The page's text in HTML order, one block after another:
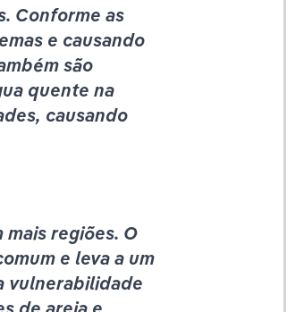
Conforme as
e causando
são
quente na
causando
regiões. O
e leva a um
vulnerabilidade